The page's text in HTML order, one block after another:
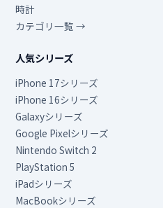
時計
カテゴリ一覧 →
人気シリーズ
iPhone 17シリーズ
iPhone 16シリーズ
Galaxyシリーズ
Google Pixelシリーズ
Nintendo Switch 2
PlayStation 5
iPadシリーズ
MacBookシリーズ